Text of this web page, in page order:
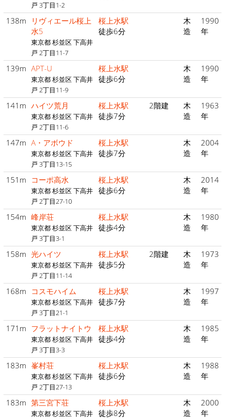
戸 3丁目1-2
138m
リヴィエール桜上
水5
東京都 杉並区 下高井
戸 2丁目11-7
桜上水駅
徒歩6分
木
造
1990
年
139m APT-U
東京都 杉並区 下高井
戸 2丁目11-9
桜上水駅
徒歩6分
木
造
1990
年
141m ハイツ荒月
東京都 杉並区 下高井
戸 2丁目11-6
桜上水駅
徒歩7分
2階建
木
造
1963
年
147m A・アボウド
東京都 杉並区 下高井
戸 3丁目13-15
桜上水駅
徒歩7分
木
造
2004
年
151m コーポ高水
東京都 杉並区 下高井
戸 2丁目27-10
桜上水駅
徒歩6分
木
造
2014
年
154m 峰岸荘
東京都 杉並区 下高井
戸 3丁目3-1
桜上水駅
徒歩4分
木
造
1980
年
158m 光ハイツ
東京都 杉並区 下高井
戸 2丁目11-14
桜上水駅
徒歩5分
2階建
木
造
1973
年
168m コスモハイム
東京都 杉並区 下高井
戸 3丁目21-1
桜上水駅
徒歩7分
木
造
1997
年
171m フラットナイトウ
東京都 杉並区 下高井
戸 3丁目3-3
桜上水駅
徒歩4分
木
造
1985
年
183m 峯村荘
東京都 杉並区 下高井
戸 2丁目27-13
桜上水駅
徒歩6分
木
造
1988
年
183m 第三宮下荘
東京都 杉並区 下高井
桜上水駅
徒歩8分
木
造
2000
年